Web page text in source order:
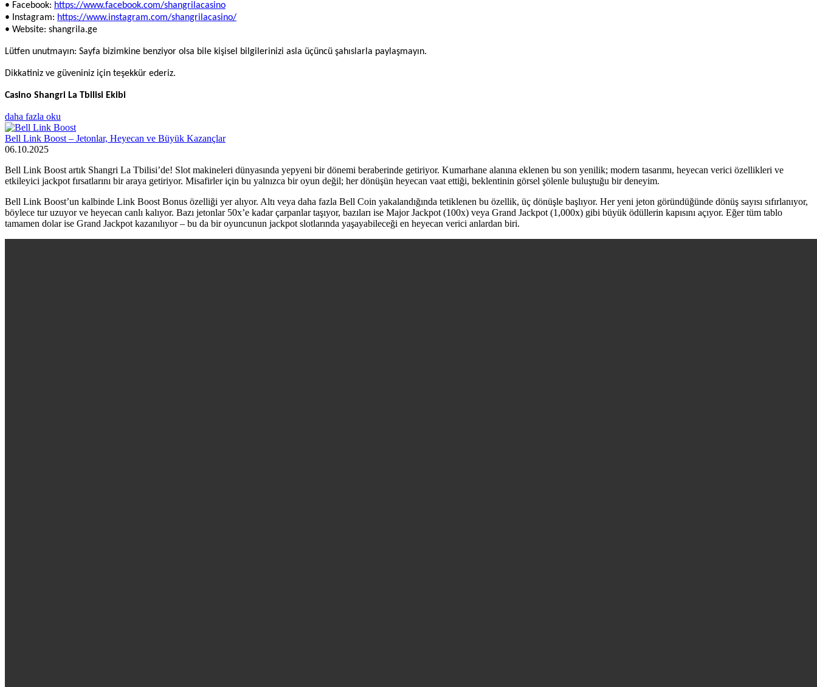
• Facebook: https://www.facebook.com/shangrilacasino
• Instagram: https://www.instagram.com/shangrilacasino/
• Website: shangrila.ge
Lütfen unutmayın: Sayfa bizimkine benziyor olsa bile kişisel bilgilerinizi asla üçüncü şahıslarla paylaşmayın.
Dikkatiniz ve güveniniz için teşekkür ederiz.
Casino Shangri La Tbilisi Ekibi
daha fazla oku
Bell Link Boost – Jetonlar, Heyecan ve Büyük Kazançlar
06.10.2025
Bell Link Boost artık Shangri La Tbilisi’de! Slot makineleri dünyasında yepyeni bir dönemi beraberinde getiriyor. Kumarhane alanına eklenen bu son yenilik; modern tasarımı, heyecan verici özellikleri ve
etkileyici jackpot fırsatlarını bir araya getiriyor. Misafirler için bu yalnızca bir oyun değil; her dönüşün heyecan vaat ettiği, beklentinin görsel şölenle buluştuğu bir deneyim.
Bell Link Boost’un kalbinde Link Boost Bonus özelliği yer alıyor. Altı veya daha fazla Bell Coin yakalandığında tetiklenen bu özellik, üç dönüşle başlıyor. Her yeni jeton göründüğünde dönüş sayısı sıfırlanıyor,
böylece tur uzuyor ve heyecan canlı kalıyor. Bazı jetonlar 50x’e kadar çarpanlar taşıyor, bazıları ise Major Jackpot (100x) veya Grand Jackpot (1,000x) gibi büyük ödüllerin kapısını açıyor. Eğer tüm tablo
tamamen dolar ise Grand Jackpot kazanılıyor – bu da bir oyuncunun jackpot slotlarında yaşayabileceği en heyecan verici anlardan biri.